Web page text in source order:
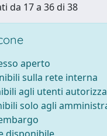
da 17 a 36 di 38
aperto
sulla rete interna
agli utenti
solo agli